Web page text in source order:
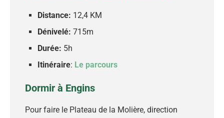
Distance: 12,4 KM
Dénivelé: 715m
Durée: 5h
Itinéraire: Le parcours
Dormir à Engins
Pour faire le Plateau de la Molière, direction